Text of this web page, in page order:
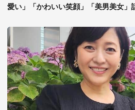
愛い」「かわいい笑顔」「美男美女」